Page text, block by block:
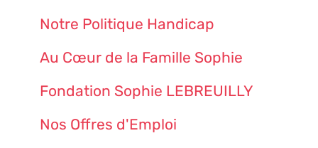
Notre Politique Handicap
Au Cœur de la Famille Sophie
Fondation Sophie LEBREUILLY
Nos Offres d'Emploi